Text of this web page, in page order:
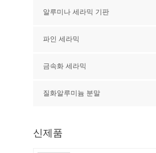
알루미나 세라믹 기판
파인 세라믹
금속화 세라믹
질화알루미늄 분말
신제품